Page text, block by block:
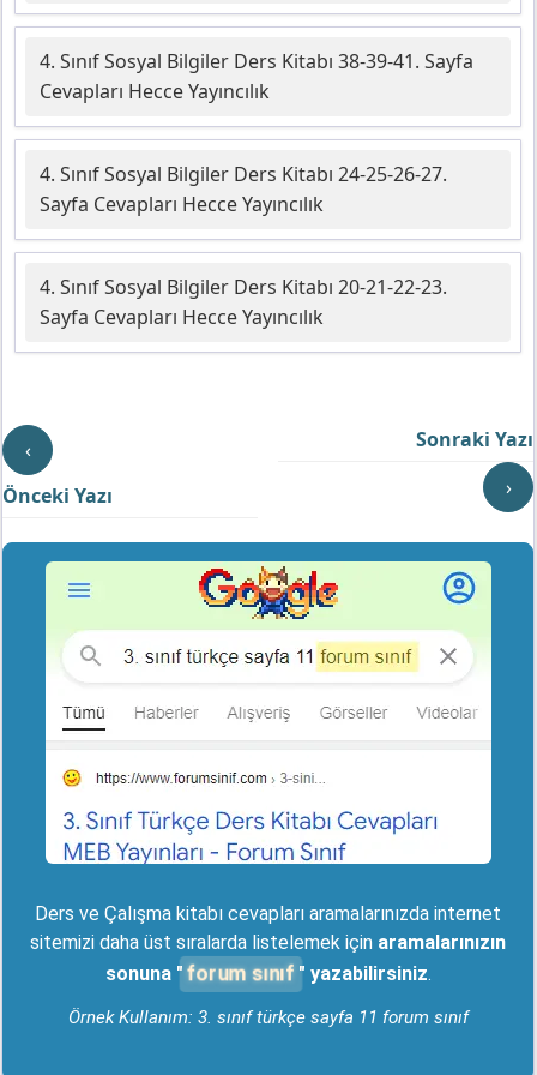
4. Sınıf Sosyal Bilgiler Ders Kitabı 38-39-41. Sayfa
Cevapları Hecce Yayıncılık
4. Sınıf Sosyal Bilgiler Ders Kitabı 24-25-26-27.
Sayfa Cevapları Hecce Yayıncılık
4. Sınıf Sosyal Bilgiler Ders Kitabı 20-21-22-23.
Sayfa Cevapları Hecce Yayıncılık
‹
Önceki Yazı
Sonraki Yazı
›
Ders ve Çalışma kitabı cevapları aramalarınızda internet
sitemizi daha üst sıralarda listelemek için aramalarınızın
sonuna " forum sınıf " yazabilirsiniz.
Örnek Kullanım: 3. sınıf türkçe sayfa 11 forum sınıf